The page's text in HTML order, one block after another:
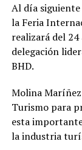
Al día
la Feria
realizará del
delegación
BHD.
Molina
Turismo para
esta
la industria